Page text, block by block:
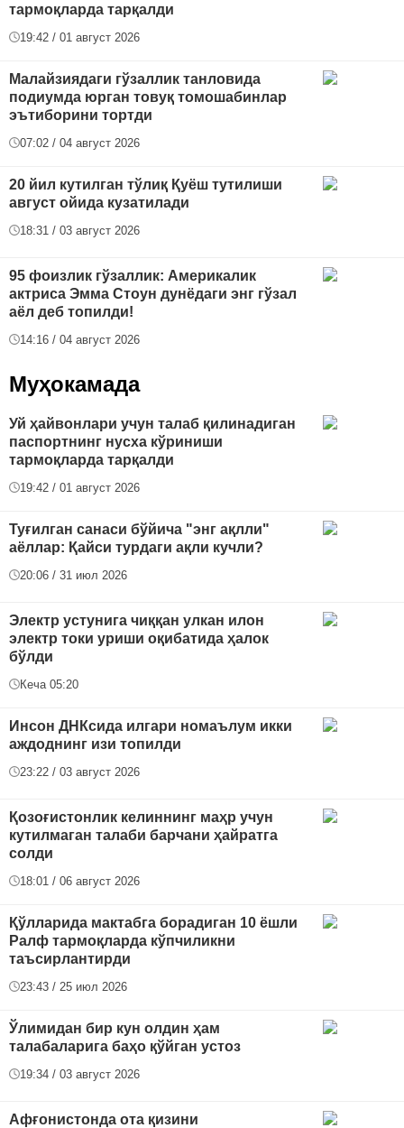
тармоқларда тарқалди
19:42 / 01 август 2026
Малайзиядаги гўзаллик танловида
подиумда юрган товуқ томошабинлар
эътиборини тортди
07:02 / 04 август 2026
20 йил кутилган тўлиқ Қуёш тутилиши
август ойида кузатилади
18:31 / 03 август 2026
95 фоизлик гўзаллик: Америкалик
актриса Эмма Стоун дунёдаги энг гўзал
аёл деб топилди!
14:16 / 04 август 2026
Муҳокамада
Уй ҳайвонлари учун талаб қилинадиган
паспортнинг нусха кўриниши
тармоқларда тарқалди
19:42 / 01 август 2026
Туғилган санаси бўйича "энг ақлли"
аёллар: Қайси турдаги ақли кучли?
20:06 / 31 июл 2026
Электр устунига чиққан улкан илон
электр токи уриши оқибатида ҳалок
бўлди
Кеча 05:20
Инсон ДНКсида илгари номаълум икки
аждоднинг изи топилди
23:22 / 03 август 2026
Қозоғистонлик келиннинг маҳр учун
кутилмаган талаби барчани ҳайратга
солди
18:01 / 06 август 2026
Қўлларида мактабга борадиган 10 ёшли
Ралф тармоқларда кўпчиликни
таъсирлантирди
23:43 / 25 июл 2026
Ўлимидан бир кун олдин ҳам
талабаларига баҳо қўйган устоз
19:34 / 03 август 2026
Афғонистонда ота қизини